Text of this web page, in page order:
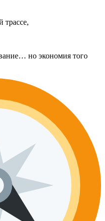
трассе,
но экономия того